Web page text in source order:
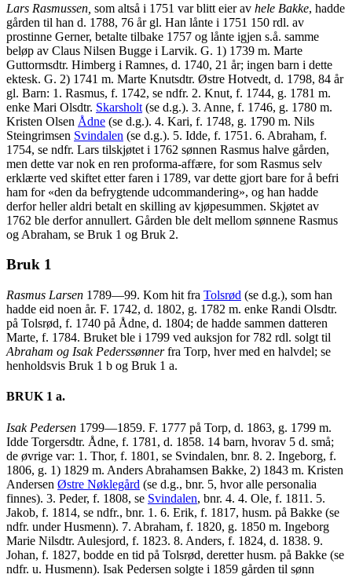
Lars Rasmussen, som altså i 1751 var blitt eier av hele Bakke, hadde
gården til han d. 1788, 76 år gl. Han lånte i 1751 150 rdl. av
prostinne Gerner, betalte tilbake 1757 og lånte igjen s.å. samme
beløp av Claus Nilsen Bugge i Larvik. G. 1) 1739 m. Marte
Guttormsdtr. Himberg i Ramnes, d. 1740, 21 år; ingen barn i dette
ektesk. G. 2) 1741 m. Marte Knutsdtr. Østre Hotvedt, d. 1798, 84 år
gl. Barn: 1. Rasmus, f. 1742, se ndfr. 2. Knut, f. 1744, g. 1781 m.
enke Mari Olsdtr. Skarsholt (se d.g.). 3. Anne, f. 1746, g. 1780 m.
Kristen Olsen Ådne (se d.g.). 4. Kari, f. 1748, g. 1790 m. Nils
Steingrimsen Svindalen (se d.g.). 5. Idde, f. 1751. 6. Abraham, f.
1754, se ndfr. Lars tilskjøtet i 1762 sønnen Rasmus halve gården,
men dette var nok en ren proforma-affære, for som Rasmus selv
erklærte ved skiftet etter faren i 1789, var dette gjort bare for å befri
ham for «den da befrygtende udcommandering», og han hadde
derfor heller aldri betalt en skilling av kjøpesummen. Skjøtet av
1762 ble derfor annullert. Gården ble delt mellom sønnene Rasmus
og Abraham, se Bruk 1 og Bruk 2.
Bruk 1
Rasmus Larsen 1789—99. Kom hit fra Tolsrød (se d.g.), som han
hadde eid noen år. F. 1742, d. 1802, g. 1782 m. enke Randi Olsdtr.
på Tolsrød, f. 1740 på Ådne, d. 1804; de hadde sammen datteren
Marte, f. 1784. Bruket ble i 1799 ved auksjon for 782 rdl. solgt til
Abraham og Isak Pederssønnerfra Torp, hver med en halvdel; se
henholdsvis Bruk 1 b og Bruk 1 a.
BRUK 1 a.
Isak Pedersen 1799—1859. F. 1777 på Torp, d. 1863, g. 1799 m.
Idde Torgersdtr. Ådne, f. 1781, d. 1858. 14 barn, hvorav 5 d. små;
de øvrige var: 1. Thor, f. 1801, se Svindalen, bnr. 8. 2. Ingeborg, f.
1806, g. 1) 1829 m. Anders Abrahamsen Bakke, 2) 1843 m. Kristen
Andersen Østre Nøklegård (se d.g., bnr. 5, hvor alle personalia
finnes). 3. Peder, f. 1808, se Svindalen, bnr. 4. 4. Ole, f. 1811. 5.
Jakob, f. 1814, se ndfr., bnr. 1. 6. Erik, f. 1817, husm. på Bakke (se
ndfr. under Husmenn). 7. Abraham, f. 1820, g. 1850 m. Ingeborg
Marie Nilsdtr. Aulesjord, f. 1823. 8. Anders, f. 1824, d. 1838. 9.
Johan, f. 1827, bodde en tid på Tolsrød, deretter husm. på Bakke (se
ndfr. u. Husmenn). Isak Pedersen solgte i 1859 gården til sønn